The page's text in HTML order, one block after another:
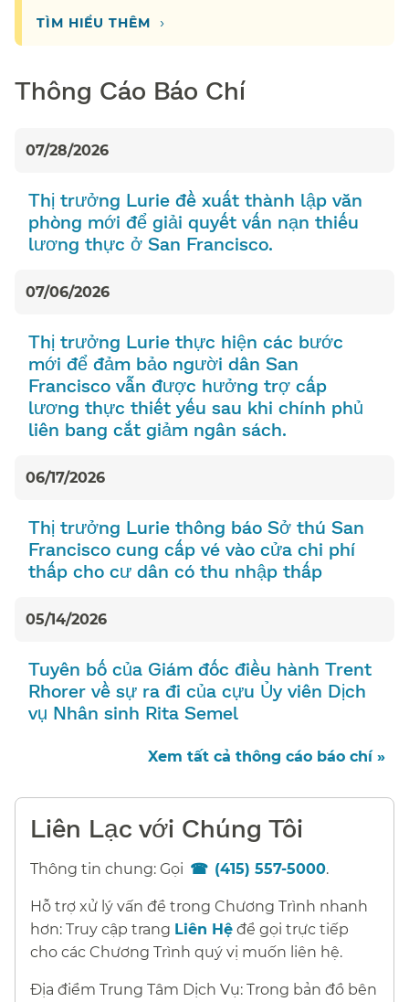
TÌM HIỂU THÊM​​ ›
Thông Cáo Báo Chí​​
07/28/2026
Thị trưởng Lurie đề xuất thành lập văn
phòng mới để giải quyết vấn nạn thiếu
lương thực ở San Francisco.​​
07/06/2026
Thị trưởng Lurie thực hiện các bước
mới để đảm bảo người dân San
Francisco vẫn được hưởng trợ cấp
lương thực thiết yếu sau khi chính phủ
liên bang cắt giảm ngân sách.​​
06/17/2026
Thị trưởng Lurie thông báo Sở thú San
Francisco cung cấp vé vào cửa chi phí
thấp cho cư dân có thu nhập thấp​​
05/14/2026
Tuyên bố của Giám đốc điều hành Trent
Rhorer về sự ra đi của cựu Ủy viên Dịch
vụ Nhân sinh Rita Semel​​
Xem tất cả thông cáo báo chí »​​
Liên Lạc với Chúng Tôi​​
Thông tin chung: Gọi (415) 557-5000.​​
Hỗ trợ xử lý vấn đề trong Chương Trình nhanh
hơn: Truy cập trang Liên Hệ để gọi trực tiếp
cho các Chương Trình quý vị muốn liên hệ.​​
Địa điểm Trung Tâm Dịch Vụ: Trong bản đồ bên